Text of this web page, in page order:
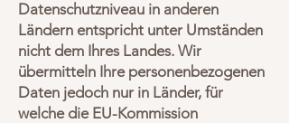
Datenschutzniveau in anderen
Ländern entspricht unter Umständen
nicht dem Ihres Landes. Wir
übermitteln Ihre personenbezogenen
Daten jedoch nur in Länder, für
welche die EU-Kommission